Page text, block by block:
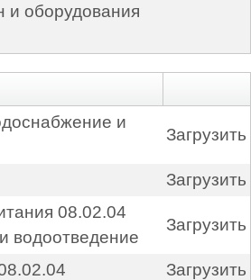
оборудования
и
Загрузить
Загрузить
08.02.04
водоотведение
Загрузить
Загрузить